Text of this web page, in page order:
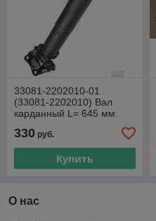
33081-2202010-01
(33081-2202010) Вал
карданный L= 645 мм.
Крестовина 35х98 мм.
ГАЗ и т.д.
330 руб.
Купить
О нас